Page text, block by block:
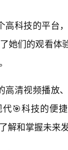
高科技的平台
她们的观看体
高清视频播放
🎯科技的便
解和掌握未来